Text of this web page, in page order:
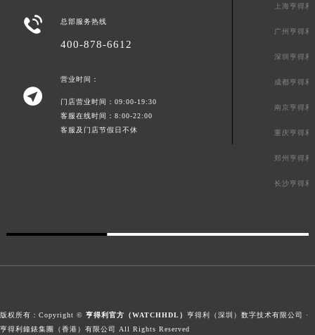
 总部服务热线
400-878-6612

营业时间：
门店营业时间：09:00-19:30
客服在线时间：8:00-22:00
客服及门店节假日不休
上海亨得
广州亨得利
深圳亨得利
成都亨得利
南京亨得利
重庆亨得利
郑州亨得利
长沙亨得利
版权所有：Copyright © 亨得利官方（WATCHHDL） 亨得利（深圳）数字技术有限公司 ·
亨得利鐘錶集團（香港）有限公司 All Rights Reserved